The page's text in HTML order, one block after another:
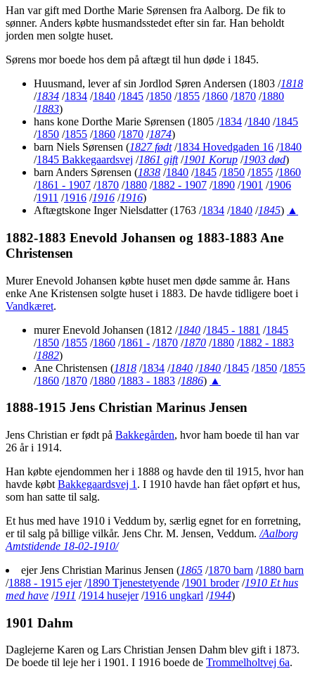
Han var gift med Dorthe Marie Sørensen fra Aalborg. De fik to
sønner. Anders købte husmandsstedet efter sin far. Han beholdt
jorden men solgte huset.
Sørens mor boede hos dem på aftægt til hun døde i 1845.
Huusmand, lever af sin Jordlod Søren Andersen (1803 /1818
/1834 /1834 /1840 /1845 /1850 /1855 /1860 /1870 /1880
/1883)
hans kone Dorthe Marie Sørensen (1805 /1834 /1840 /1845
/1850 /1855 /1860 /1870 /1874)
barn Niels Sørensen (1827 født/1834 Hovedgaden 16 /1840
/1845 Bakkegaardsvej /1861 gift/1901 Korup /1903 død)
barn Anders Sørensen (1838 /1840 /1845 /1850 /1855 /1860
/1861 - 1907 /1870 /1880 /1882 - 1907 /1890 /1901 /1906
/1911 /1916 /1916 /1916)
Aftægtskone Inger Nielsdatter(1763 /1834 /1840 /1845) ▲
1882-1883 Enevold Johansen og 1883-1883 Ane
Christensen
Murer Enevold Johansen købte huset men døde samme år. Hans
enke Ane Kristensen solgte huset i 1883. De havde tidligere boet i
Vandkæret.
murer Enevold Johansen (1812 /1840 /1845 - 1881 /1845
/1850 /1855 /1860 /1861 - /1870 /1870 /1880 /1882 - 1883
/1882)
Ane Christensen (1818 /1834 /1840 /1840 /1845 /1850 /1855
/1860 /1870 /1880 /1883 - 1883 /1886) ▲
1888-1915 Jens Christian Marinus Jensen
Jens Christian er født på Bakkegården, hvor ham boede til han var
26 år i 1914.
Han købte ejendommen her i 1888 og havde den til 1915, hvor han
havde købt Bakkegaardsvej 1 . I 1910 havde han fået opført et hus,
som han satte til salg.
Et hus med have 1910 i Veddum by, særlig egnet for en forretning,
er til salg på billige vilkår. Jens Chr. M. Jensen, Veddum. /Aalborg
Amtstidende 18-02-1910/
ejer Jens Christian Marinus Jensen (1865 /1870 barn /1880 barn
/1888 - 1915 ejer/1890 Tjenestetyende /1901 broder/1910 Et hus
med have /1911 /1914 husejer/1916 ungkarl /1944)
1901 Dahm
Daglejerne Karen og Lars Christian Jensen Dahm blev gift i 1873.
De boede til leje her i 1901. I 1916 boede de Trommelholtvej 6a.